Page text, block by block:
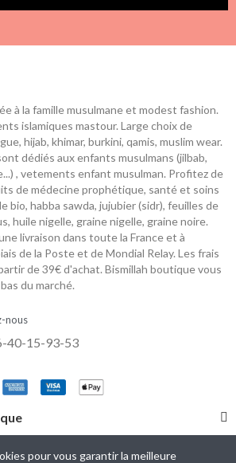
à la famille musulmane et modest fashion.
islamiques mastour. Large choix de
hijab, khimar, burkini, qamis, muslim wear.
dédiés aux enfants musulmans (jilbab,
, vetements enfant musulman. Profitez de
de médecine prophétique, santé et soins
bio, habba sawda, jujubier (sidr), feuilles de
huile nigelle, graine nigelle, graine noire.
livraison dans toute la France et à
de la Poste et de Mondial Relay. Les frais
de 39€ d'achat. Bismillah boutique vous
du marché.
nous
40-15-93-53
pour vous garantir la meilleure